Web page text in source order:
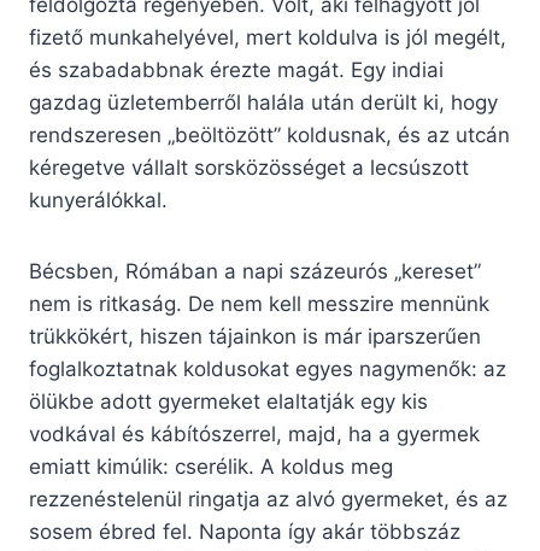
feldolgozta regényében. Volt, aki felhagyott jól
fizető munkahelyével, mert koldulva is jól megélt,
és szabadabbnak érezte magát. Egy indiai
gazdag üzletemberről halála után derült ki, hogy
rendszeresen „beöltözött” koldusnak, és az utcán
kéregetve vállalt sorsközösséget a lecsúszott
kunyerálókkal.
Bécsben, Rómában a napi százeurós „kereset”
nem is ritkaság. De nem kell messzire mennünk
trükkökért, hiszen tájainkon is már iparszerűen
foglalkoztatnak koldusokat egyes nagymenők: az
ölükbe adott gyermeket elaltatják egy kis
vodkával és kábítószerrel, majd, ha a gyermek
emiatt kimúlik: cserélik. A koldus meg
rezzenéstelenül ringatja az alvó gyermeket, és az
sosem ébred fel. Naponta így akár többszáz